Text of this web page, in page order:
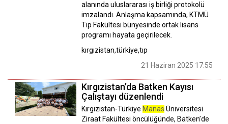
alanında uluslararası iş birliği protokolü
imzalandı. Anlaşma kapsamında, KTMÜ
Tıp Fakültesi bünyesinde ortak lisans
programı hayata geçirilecek.
kırgızistan,türkiye,tıp
21 Haziran 2025 17:55
Kırgızistan’da Batken Kayısı
Çalıştayı düzenlendi
Kırgızistan-Türkiye Manas Üniversitesi
Ziraat Fakültesi öncülüğünde, Batken’de